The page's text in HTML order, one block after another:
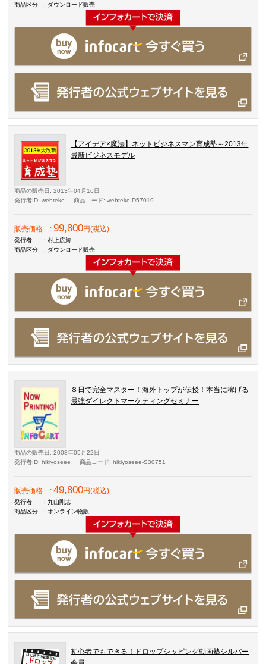
商品区分
: ダウンロード販売
【アイデア×魔法】ネットビジネスマン育成塾～2013年
最新ビジネスモデル
商品の販売日 : 2013年04月16日
発行者ID: webteko 商品コード: webteko-D57019
販売価格 :99,800円(税込)
発行者
: 村上広海
商品区分
: ダウンロード販売
８日で完全マスター！海外トップが伝授！本当に稼げる
最強ダイレクトマーケティングセミナー
商品の販売日 : 2008年05月22日
発行者ID: hikiyoseee 商品コード: hikiyoseee-S30751
販売価格 :49,800円(税込)
発行者
: 丸山剛志
商品区分
: オンライン物販
初心者でもできる！ドロップシッピング動画塾シルバー